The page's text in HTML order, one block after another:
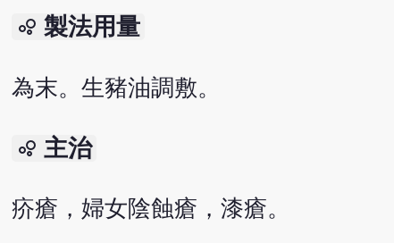
bubble_chart 製法用量
為末。生豬油調敷。
bubble_chart 主治
疥瘡，婦女陰蝕瘡，漆瘡。